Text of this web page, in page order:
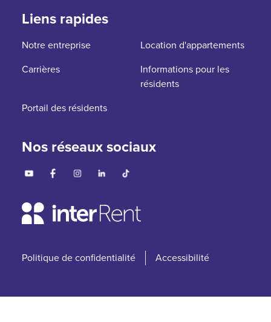
Liens rapides
Notre entreprise
Location d'appartements
Carrières
Informations pour les
résidents
Portail des résidents
Nos réseaux sociaux
Politique de confidentialité Accessibilité